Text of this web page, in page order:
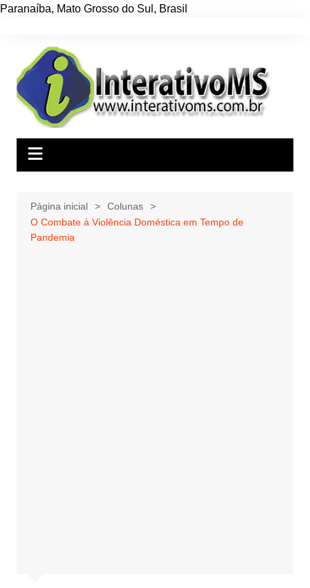
Paranaíba, Mato Grosso do Sul , Brasil
conteúdo
Página inicial
Colunas
O Combate à Violência Doméstica em Tempo de
Pandemia